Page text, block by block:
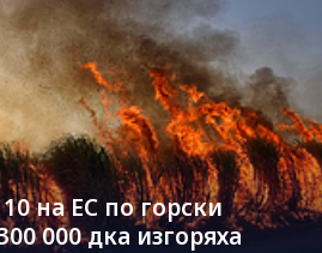
на ЕС по горски
000 дка изгоряха